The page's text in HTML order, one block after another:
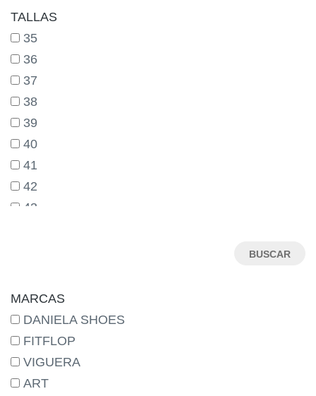
TALLAS
35
36
37
38
39
40
41
42
43
MARCAS
DANIELA SHOES
FITFLOP
VIGUERA
ART